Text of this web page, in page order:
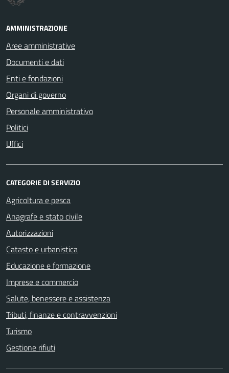
AMMINISTRAZIONE
Aree amministrative
Documenti e dati
Enti e fondazioni
Organi di governo
Personale amministrativo
Politici
Uffici
CATEGORIE DI SERVIZIO
Agricoltura e pesca
Anagrafe e stato civile
Autorizzazioni
Catasto e urbanistica
Educazione e formazione
Imprese e commercio
Salute, benessere e assistenza
Tributi, finanze e contravvenzioni
Turismo
Gestione rifiuti